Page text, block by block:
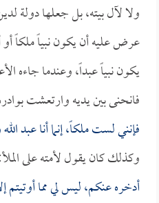
ولا لآل بيته، بل جعلها دولة
عرض عليه أن يكون نبياً ملكاً أو
يكون نبياً عبداً، وعندما جاءه
فانحنى بين يديه وارتعشت
فإنني لست ملكاً، إنما أنا عبد
وكذلك كان يقول لأمته على
أدخره عنكم، ليس لي مما